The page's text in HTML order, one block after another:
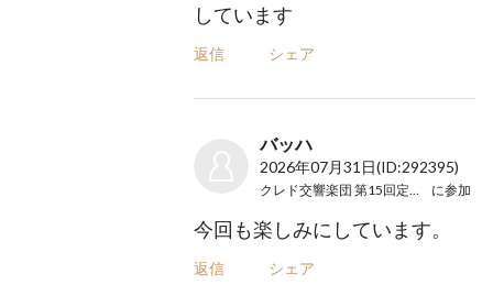
しています
返信 シェア
バッハ
2026年07月31日(ID:292395)
に参加
今回も楽しみにしています。
返信 シェア